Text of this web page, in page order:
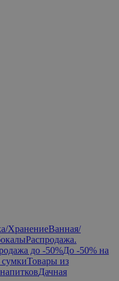
ХранениеВанная/
Распродажа.
до -50%До -50% на
Товары из
Дачная